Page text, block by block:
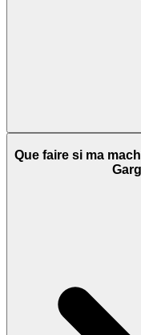
Que faire si ma